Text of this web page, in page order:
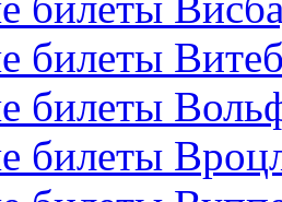
билеты
билеты
билеты